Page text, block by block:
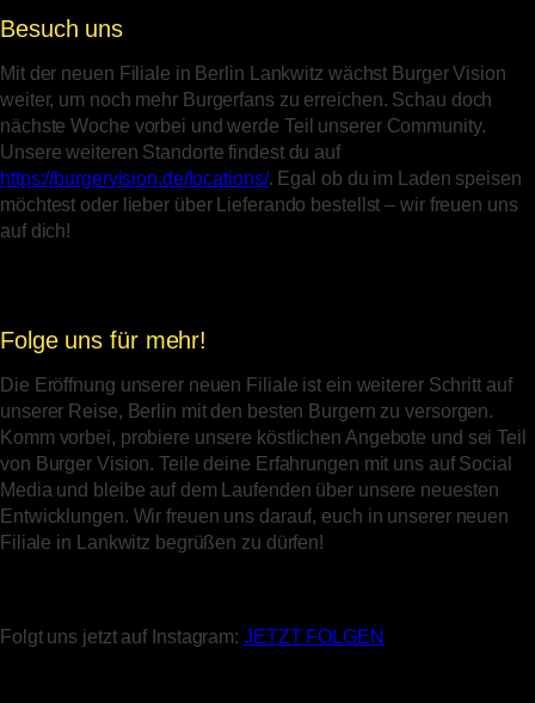
Besuch uns
Mit der neuen Filiale in Berlin Lankwitz wächst Burger Vision
weiter, um noch mehr Burgerfans zu erreichen. Schau doch
nächste Woche vorbei und werde Teil unserer Community.
Unsere weiteren Standorte findest du auf
https://burgervision.de/locations/. Egal ob du im Laden speisen
möchtest oder lieber über Lieferando bestellst – wir freuen uns
auf dich!
Folge uns für mehr!
Die Eröffnung unserer neuen Filiale ist ein weiterer Schritt auf
unserer Reise, Berlin mit den besten Burgern zu versorgen.
Komm vorbei, probiere unsere köstlichen Angebote und sei Teil
von Burger Vision. Teile deine Erfahrungen mit uns auf Social
Media und bleibe auf dem Laufenden über unsere neuesten
Entwicklungen. Wir freuen uns darauf, euch in unserer neuen
Filiale in Lankwitz begrüßen zu dürfen!
Folgt uns jetzt auf Instagram: JETZT FOLGEN